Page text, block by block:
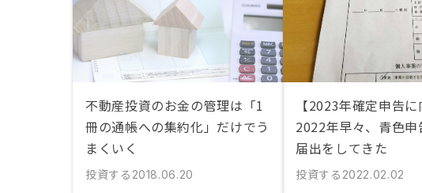
不動産投資のお金の管理は「1
冊の通帳への集約化」だけでう
まくいく
投資する 2018.06.20
【2023年確定申告に
2022年早々、青色申
届出をしてきた
投資する 2022.02.02